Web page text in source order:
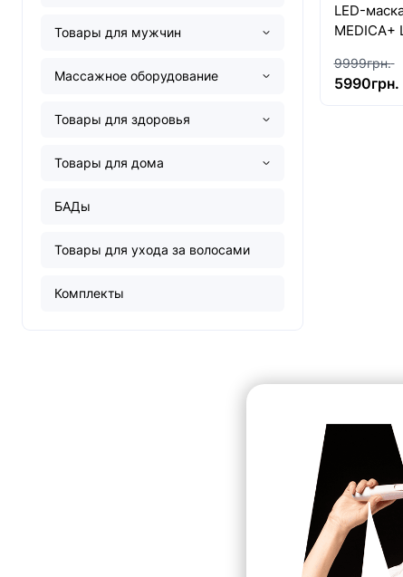
Товары для мужчин
Массажное оборудование
Товары для здоровья
Товары для дома
БАДы
Товары для ухода за волосами
Комплекты
LED-
MEDICA+
9999грн.
5990грн.